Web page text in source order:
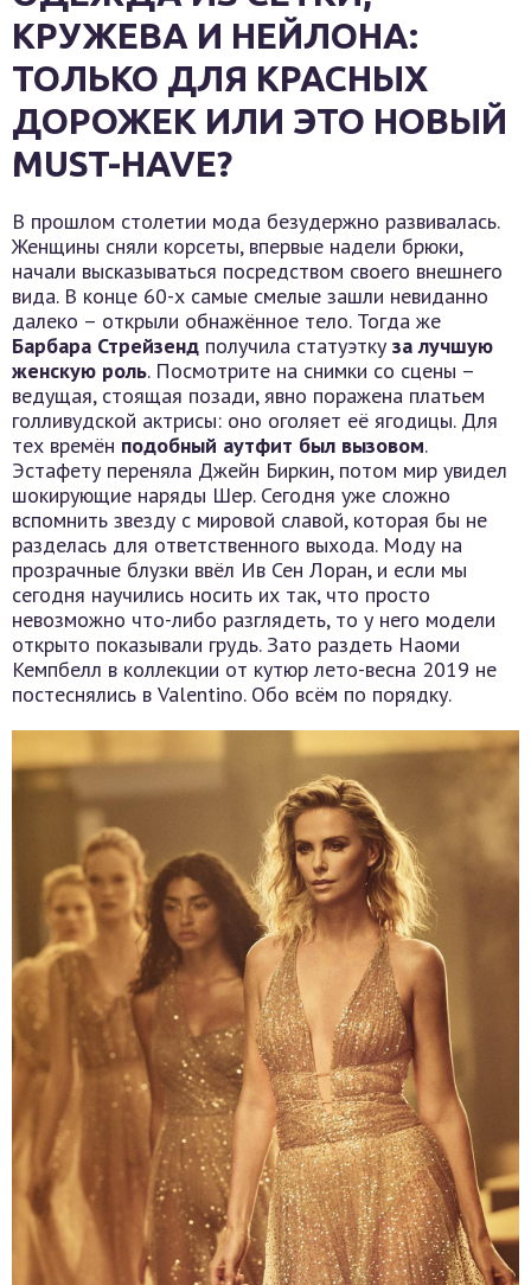
КРУЖЕВА И НЕЙЛОНА:
ТОЛЬКО ДЛЯ КРАСНЫХ
ДОРОЖЕК ИЛИ ЭТО НОВЫЙ
MUST-HAVE?
В прошлом столетии мода безудержно развивалась.
Женщины сняли корсеты, впервые надели брюки,
начали высказываться посредством своего внешнего
вида. В конце 60-х самые смелые зашли невиданно
далеко – открыли обнажённое тело. Тогда же
Барбара Стрейзенд получила статуэтку за лучшую
женскую роль. Посмотрите на снимки со сцены –
ведущая, стоящая позади, явно поражена платьем
голливудской актрисы: оно оголяет её ягодицы. Для
тех времён подобный аутфит был вызовом.
Эстафету переняла Джейн Биркин, потом мир увидел
шокирующие наряды Шер. Сегодня уже сложно
вспомнить звезду с мировой славой, которая бы не
разделась для ответственного выхода. Моду на
прозрачные блузки ввёл Ив Сен Лоран, и если мы
сегодня научились носить их так, что просто
невозможно что-либо разглядеть, то у него модели
открыто показывали грудь. Зато раздеть Наоми
Кемпбелл в коллекции от кутюр лето-весна 2019 не
постеснялись в Valentino. Обо всём по порядку.